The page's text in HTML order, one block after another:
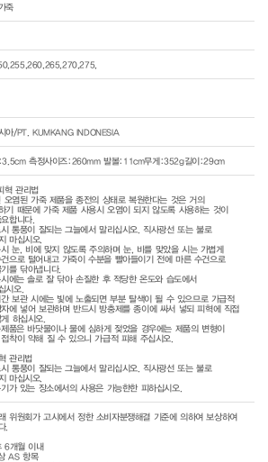
죽
아/PT. KUMKANG INDONESIA
측정사이즈:260mm 발볼:11cm무게:352g길이:29cm
혁 관리법
오염된 가죽 제품을 종전의 상태로 복원한다는 것은 거의
기 때문에 가죽 제품 사용시 오염이 되지 않도록 사용하는 것이
합니다.
통풍이 잘되는 그늘에서 말리십시오. 직사광선 또는 불로
마십시오.
눈, 비에 맞지 않도록 주의하며 눈, 비를 맞았을 시는 가볍게
으로 털어내고 가죽이 수분을 빨아들이기 전에 마른 수건으로
를 닦아냅니다.
에는 솔로 잘 닦아 손질한 후 적당한 온도와 습도에서
시오.
보관 시에는 빛에 노출되면 부분 탈색이 될 수 있으므로 가급적
자에 넣어 보관하며 반드시 방충제를 종이에 싸서 넣되 피혁에 직접
하십시오.
품은 바닷물이나 물에 심하게 젖었을 경우에는 제품의 변형이
착이 약해 질 수 있으니 가급적 피해 주십시오.
관리법
통풍이 잘되는 그늘에서 말리십시오. 직사광선 또는 불로
마십시오.
위원회가 고시에서 정한 소비자분쟁해결 기준에 의하여 보상하여
.
6개월 이내